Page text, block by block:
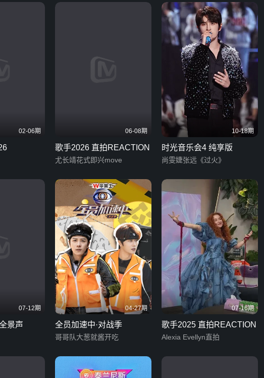
02-06期 06-08期
歌手2026 直拍REACTION
尤长靖花式即兴move
10-18期
时光音乐会4 纯享版
尚雯婕张远《过火》
07-12期
景声
04-27期
全员加速中·对战季
哥哥队大葱就酱开吃
07-16期
歌手2025 直拍REACTION
Alexia Evellyn直拍